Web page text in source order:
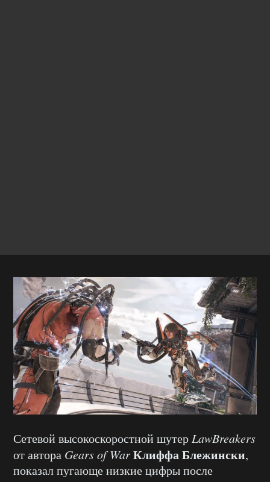
Сетевой высокоскоростной шутер LawBreakers
от автора Gears of WarКлиффа Блежински,
показал пугающе низкие цифры после